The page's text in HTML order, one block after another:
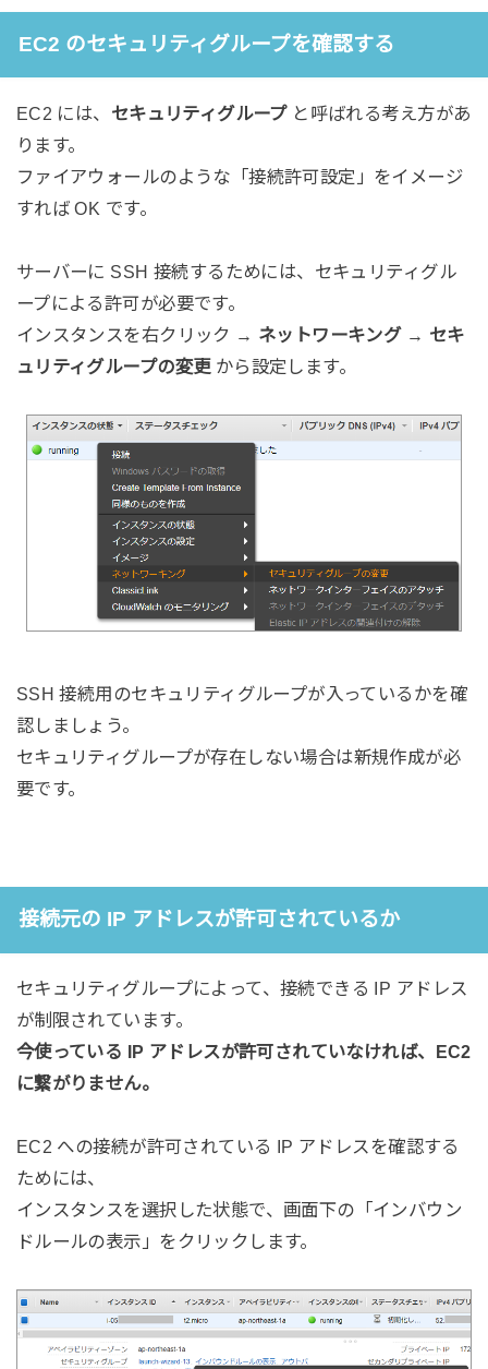
EC2 のセキュリティグループを確認する
EC2 には、 セキュリティグループと呼ばれる考え方があ
ります。
ファイアウォールのような「接続許可設定」をイメージ
すれば OK です。
サーバーに SSH 接続するためには、セキュリティグル
ープによる許可が必要です。
インスタンスを右クリック → ネットワーキング→ セキ
ュリティグループの変更から設定します。
SSH 接続用のセキュリティグループが入っているかを確
認しましょう。
セキュリティグループが存在しない場合は新規作成が必
要です。
接続元の IP アドレスが許可されているか
セキュリティグループによって、接続できる IP アドレス
が制限されています。
今使っている IP アドレスが許可されていなければ、EC2
に繋がりません。
EC2 への接続が許可されている IP アドレスを確認する
ためには、
インスタンスを選択した状態で、画面下の「インバウン
ドルールの表示」をクリックします。